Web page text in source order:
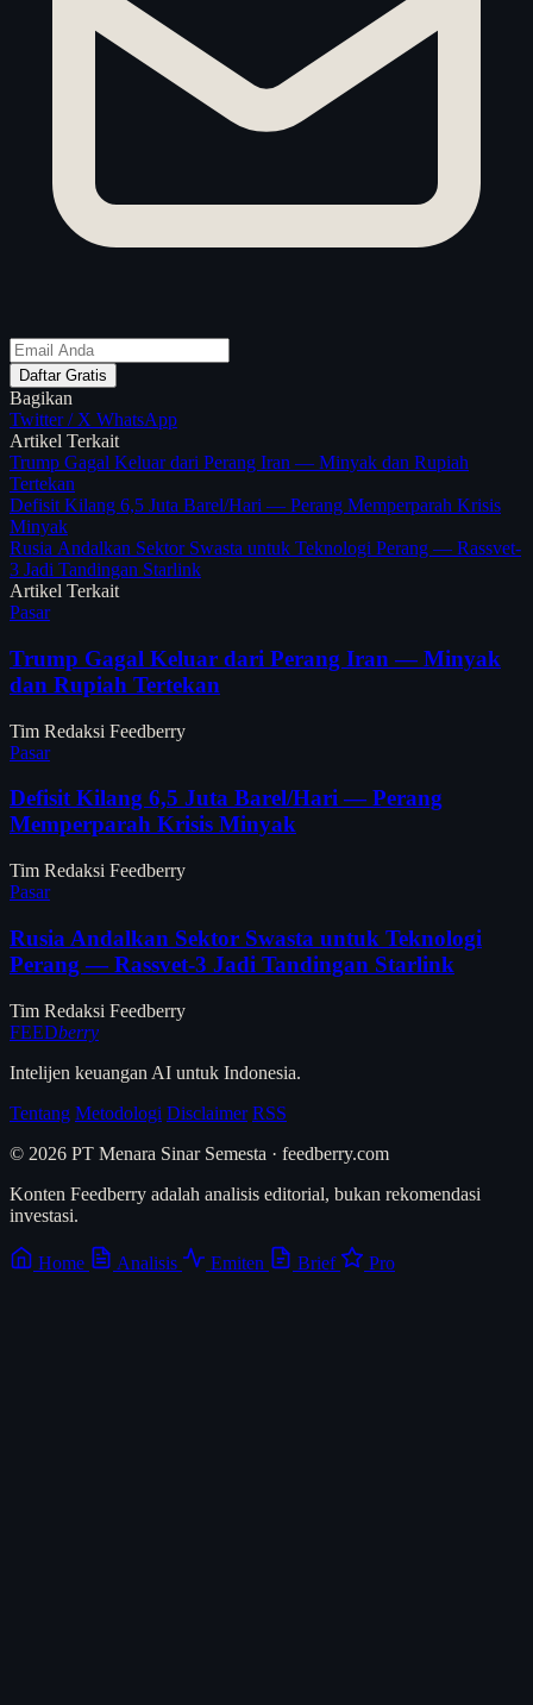
Daftar Gratis
Bagikan
Twitter / X WhatsApp
Artikel Terkait
Trump Gagal Keluar dari Perang Iran — Minyak dan Rupiah
Tertekan
Defisit Kilang 6,5 Juta Barel/Hari — Perang Memperparah Krisis
Minyak
Rusia Andalkan Sektor Swasta untuk Teknologi Perang — Rassvet-
3 Jadi Tandingan Starlink
Artikel Terkait
Pasar
Trump Gagal Keluar dari Perang Iran — Minyak
dan Rupiah Tertekan
Tim Redaksi Feedberry
Pasar
Defisit Kilang 6,5 Juta Barel/Hari — Perang
Memperparah Krisis Minyak
Tim Redaksi Feedberry
Pasar
Rusia Andalkan Sektor Swasta untuk Teknologi
Perang — Rassvet-3 Jadi Tandingan Starlink
Tim Redaksi Feedberry
FEEDberry
Intelijen keuangan AI untuk Indonesia.
Tentang Metodologi Disclaimer RSS
© 2026 PT Menara Sinar Semesta · feedberry.com
Konten Feedberry adalah analisis editorial, bukan rekomendasi
investasi.
Home Analisis Emiten Brief Pro